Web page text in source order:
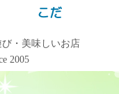
報 こだ
・美味しいお店
2005